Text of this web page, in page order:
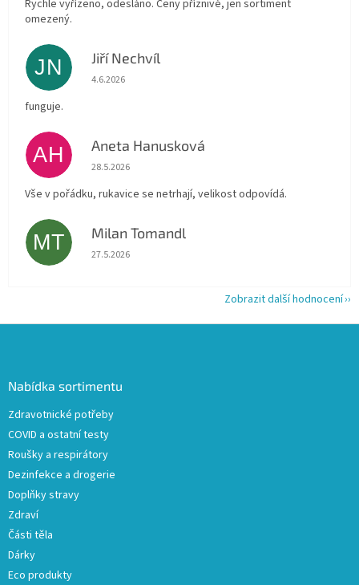
Rychle vyřízeno, odesláno. Ceny příznivé, jen sortiment
omezený.
JN Jiří Nechvíl
Hodnocení obchodu je 5 z 5 hvězdiček.
4.6.2026
funguje.
AH Aneta Hanusková
Hodnocení obchodu je 5 z 5 hvězdiček.
28.5.2026
Vše v pořádku, rukavice se netrhají, velikost odpovídá.
MT Milan Tomandl
Hodnocení obchodu je 5 z 5 hvězdiček.
27.5.2026
Zobrazit další hodnocení
Nabídka sortimentu
Zdravotnické potřeby
COVID a ostatní testy
Roušky a respirátory
Dezinfekce a drogerie
Doplňky stravy
Zdraví
Části těla
Dárky
Eco produkty